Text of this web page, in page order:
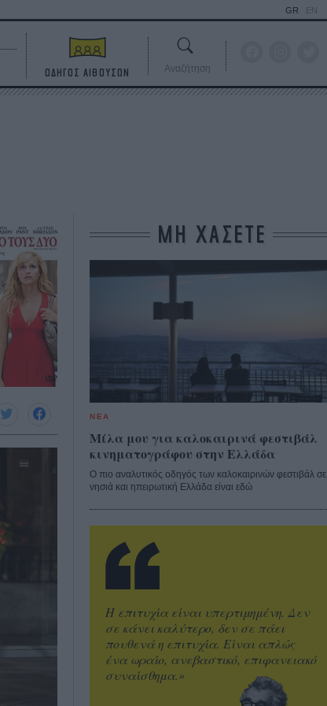
GR EN
ΟΔΗΓΟΣ ΑΙΘΟΥΣΩΝ Αναζήτηση
ΜΗ ΧΑΣΕΤΕ
ΝΕΑ
Μίλα μου για καλοκαιρινά φεστιβάλ
κινηματογράφου στην Ελλάδα
Ο πιο αναλυτικός οδηγός των καλοκαιρινών φεστιβάλ σε
νησιά και ηπειρωτική Ελλάδα είναι εδώ
Η επιτυχία είναι υπερτιμημένη. Δεν
σε κάνει καλύτερο, δεν σε πάει
πουθενά η επιτυχία. Είναι απλώς
ένα ωραίο, ανεβαστικό, επιφανειακό
συναίσθημα.»